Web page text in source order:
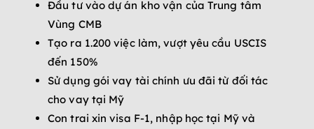
Đầu tư vào dự án kho vận của Trung tâm
Vùng CMB
Tạo ra 1.200 việc làm, vượt yêu cầu USCIS
đến 150%
Sử dụng gói vay tài chính ưu đãi từ đối tác
cho vay tại Mỹ
Con trai xin visa F-1, nhập học tại Mỹ và